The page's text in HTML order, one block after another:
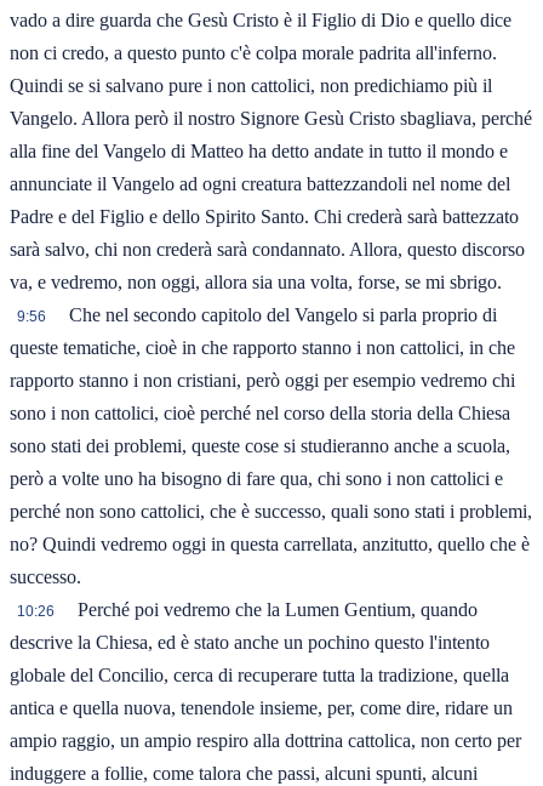
vado a dire guarda che Gesù Cristo è il Figlio di Dio e quello dice
non ci credo, a questo punto c'è colpa morale padrita all'inferno.
Quindi se si salvano pure i non cattolici, non predichiamo più il
Vangelo. Allora però il nostro Signore Gesù Cristo sbagliava, perché
alla fine del Vangelo di Matteo ha detto andate in tutto il mondo e
annunciate il Vangelo ad ogni creatura battezzandoli nel nome del
Padre e del Figlio e dello Spirito Santo. Chi crederà sarà battezzato
sarà salvo, chi non crederà sarà condannato. Allora, questo discorso
va, e vedremo, non oggi, allora sia una volta, forse, se mi sbrigo.
9:56
Che nel secondo capitolo del Vangelo si parla proprio di
queste tematiche, cioè in che rapporto stanno i non cattolici, in che
rapporto stanno i non cristiani, però oggi per esempio vedremo chi
sono i non cattolici, cioè perché nel corso della storia della Chiesa
sono stati dei problemi, queste cose si studieranno anche a scuola,
però a volte uno ha bisogno di fare qua, chi sono i non cattolici e
perché non sono cattolici, che è successo, quali sono stati i problemi,
no? Quindi vedremo oggi in questa carrellata, anzitutto, quello che è
successo.
10:26
Perché poi vedremo che la Lumen Gentium, quando
descrive la Chiesa, ed è stato anche un pochino questo l'intento
globale del Concilio, cerca di recuperare tutta la tradizione, quella
antica e quella nuova, tenendole insieme, per, come dire, ridare un
ampio raggio, un ampio respiro alla dottrina cattolica, non certo per
induggere a follie, come talora che passi, alcuni spunti, alcuni